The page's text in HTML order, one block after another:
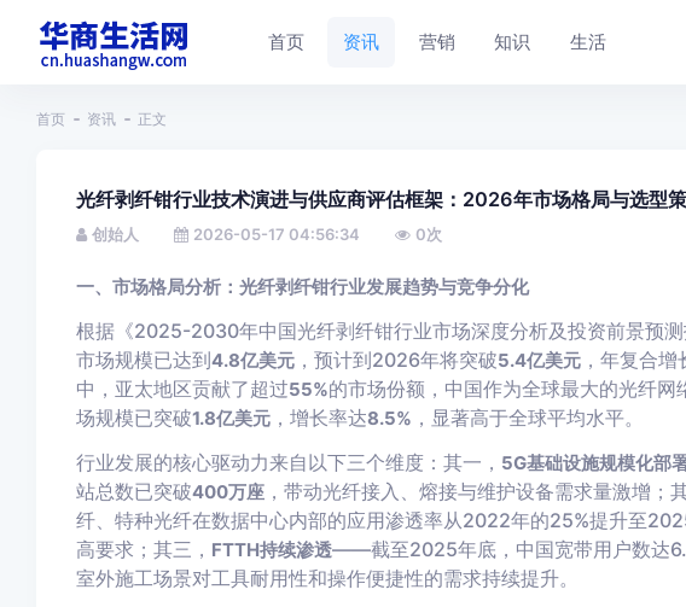
首页 资讯 营销 知识 生活
首页 资讯 正文
光纤剥纤钳行业技术演进与供应商评估框架：2026年市场格局与选型
创始人 2026-05-17 04:56:34 0次
一、市场格局分析：光纤剥纤钳行业发展趋势与竞争分化
根据《2025-2030年中国光纤剥纤钳行业市场深度分析及投资前景预
市场规模已达到4.8亿美元，预计到2026年将突破5.4亿美元，年复合增
中，亚太地区贡献了超过55%的市场份额，中国作为全球最大的光纤
场规模已突破1.8亿美元，增长率达8.5% ，显著高于全球平均水平。
行业发展的核心驱动力来自以下三个维度：其一， 5G基础设施规模化部
站总数已突破400万座，带动光纤接入、熔接与维护设备需求量激增；
纤、特种光纤在数据中心内部的应用渗透率从2022年的25%提升至
高要求；其三， FTTH持续渗透——截至2025年底，中国宽带用户数达
室外施工场景对工具耐用性和操作便捷性的需求持续提升。